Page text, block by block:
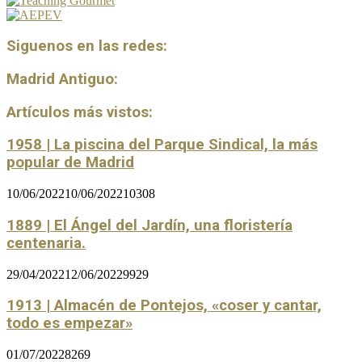
Siguenos en las redes:
Madrid Antiguo:
Artículos más vistos:
1958 | La piscina del Parque Sindical, la más
popular de Madrid
10/06/202210/06/202210308
1889 | El Ángel del Jardín, una floristería
centenaria.
29/04/202212/06/20229929
1913 | Almacén de Pontejos, «coser y cantar,
todo es empezar»
01/07/20228269